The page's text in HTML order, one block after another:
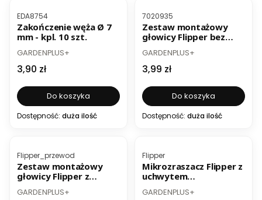
Kod produktu
EDA8754
Zakończenie węża Ø 7
mm - kpl. 10 szt.
PRODUCENT
GARDENPLUS+
Cena
3,90 zł
Do koszyka
Dostępność: duża ilość
Kod produktu
7020935
Zestaw montażowy
głowicy Flipper bez
PRODUCENT
GARDENPLUS+
Cena
3,99 zł
Do koszyka
Dostępność: duża ilość
Kod produktu
Flipper_przewod
Zestaw montażowy
głowicy Flipper z
PRODUCENT
GARDENPLUS+
Kod produktu
Flipper
Mikrozraszacz Flipper z
uchwytem
PRODUCENT
GARDENPLUS+